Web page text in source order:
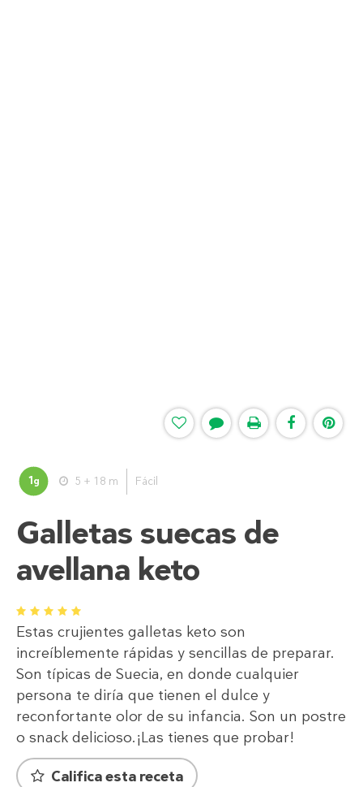
1g 5 + 18 m Fácil
Galletas suecas de
avellana keto
1 2 3 4 5
Estas crujientes galletas keto son
increíblemente rápidas y sencillas de preparar.
Son típicas de Suecia, en donde cualquier
persona te diría que tienen el dulce y
reconfortante olor de su infancia. Son un postre
o snack delicioso.¡Las tienes que probar!
Califica esta receta